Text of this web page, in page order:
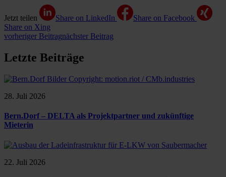
Jetzt teilen Share on LinkedIn
Share on Facebook
Share on Xing
vorheriger Beitragnächster Beitrag
Letzte Beiträge
28. Juli 2026
Bern.Dorf – DELTA als Projektpartner und zukünftige
Mieterin
22. Juli 2026